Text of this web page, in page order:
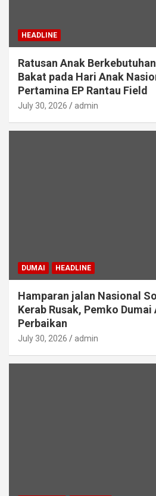
HEADLINE
Ratusan Anak
Bakat pada Hari Anak
Pertamina EP Rantau Field
July 30, 2026 admin
DUMAI HEADLINE
Hamparan jalan Nasional
Kerab Rusak, Pemko
Perbaikan
July 30, 2026 admin